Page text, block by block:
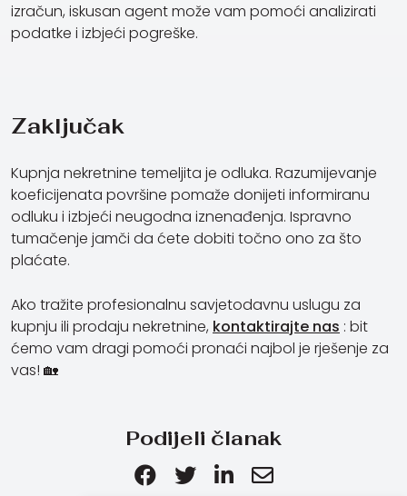
izračun, iskusan agent može vam pomoći analizirati
podatke i izbjeći pogreške.
Zaključak
Kupnja nekretnine temeljita je odluka. Razumijevanje
koeficijenata površine pomaže donijeti informiranu
odluku i izbjeći neugodna iznenađenja. Ispravno
tumačenje jamči da ćete dobiti točno ono za što
plaćate.
Ako tražite profesionalnu savjetodavnu uslugu za
kupnju ili prodaju nekretnine, kontaktirajte nas : bit
ćemo vam dragi pomoći pronaći najbol je rješenje za
vas! 🏡
Podijeli članak